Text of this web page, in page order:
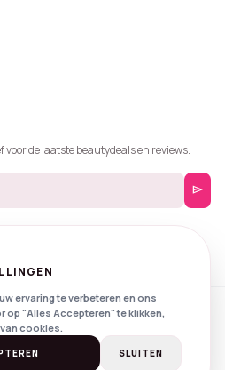
de laatste beautydeals en reviews.
send
Beautyprijzen.
byNXS Digital
PrivacyVoorwaarden
ervaring te verbeteren en ons
op "Alles Accepteren" te klikken,
cookies.
SLUITEN